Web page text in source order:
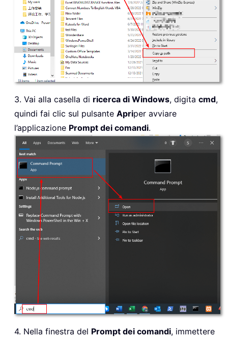
3. Vai alla casella di ricerca di Windows, digita cmd,
quindi fai clic sul pulsante Apriper avviare
l’applicazione Prompt dei comandi.
4. Nella finestra del Prompt dei comandi, immettere